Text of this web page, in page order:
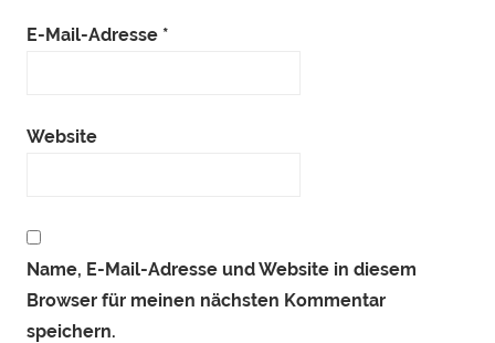
E-Mail-Adresse *
Website
Name, E-Mail-Adresse und Website in diesem
Browser für meinen nächsten Kommentar
speichern.